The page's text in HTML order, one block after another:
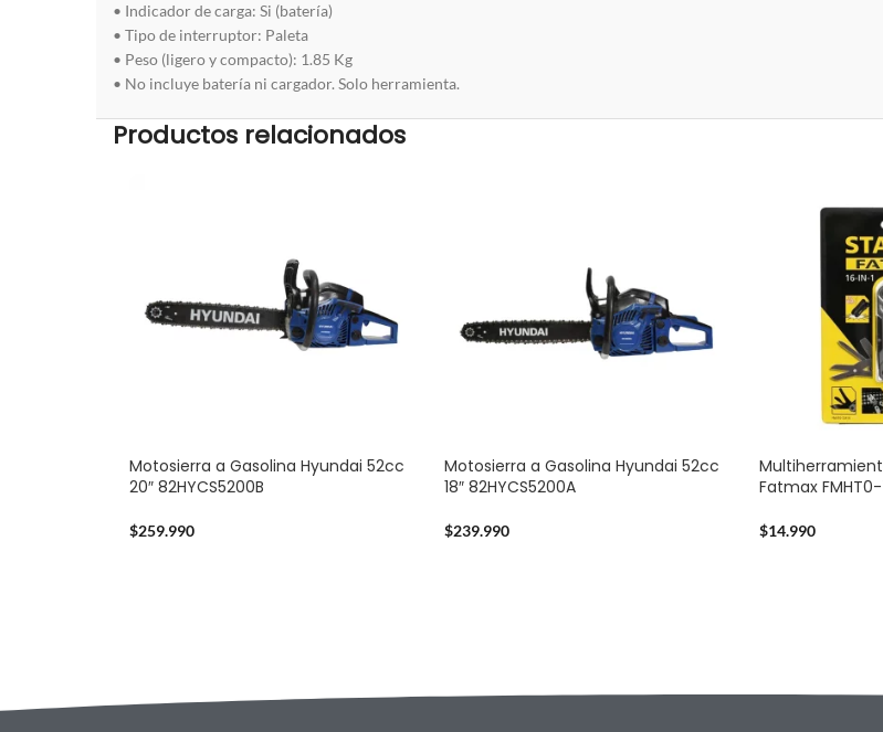
• Indicador de carga: Si (batería)
• Tipo de interruptor: Paleta
• Peso (ligero y compacto): 1.85 Kg
• No incluye batería ni cargador. Solo herramienta.
Productos relacionados
Motosierra a Gasolina Hyundai 52cc
20″ 82HYCS5200B
$259.990
Motosierra a Gasolina Hyundai 52cc
18″ 82HYCS5200A
$239.990
Fatmax
$14.990